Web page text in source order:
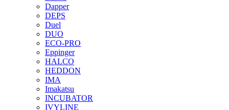
Dapper
DEPS
Duel
DUO
ECO-PRO
Eppinger
HALCO
HEDDON
IMA
Imakatsu
INCUBATOR
IVYLINE